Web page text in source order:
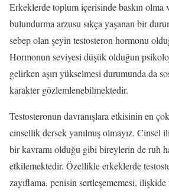
Erkeklerde toplum içerisinde baskın olma
bulundurma arzusu sıkça yaşanan bir
sebep olan şeyin testosteron hormonu
Hormonun seviyesi düşük olduğun
gelirken aşırı yükselmesi durumunda da
karakter gözlemlenebilmektedir.
Testosteronun davranışlara etkisinin en
cinsellik dersek yanılmış olmayız. Cinsel
bir kavramı olduğu gibi bireylerin de ruh
etkilemektedir. Özellikle erkeklerde
zayıflama, penisin sertleşememesi,